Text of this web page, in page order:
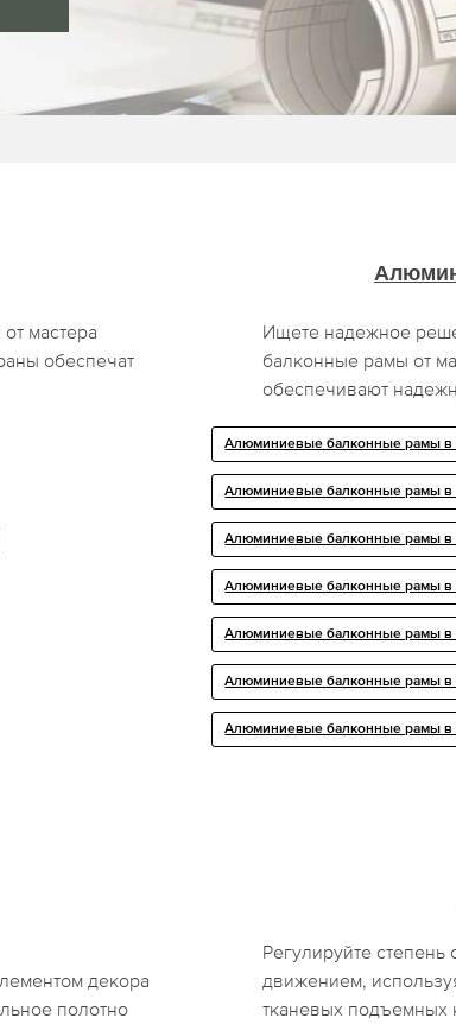
мастера
обеспечат
Ищете надежное
балконные рамы от
обеспечивают
Алюминиевые балконные рамы в
Алюминиевые балконные рамы в
Алюминиевые балконные рамы в
Алюминиевые балконные рамы в
Алюминиевые балконные рамы в
Алюминиевые балконные рамы в
Алюминиевые балконные рамы в
декора
полотно
Регулируйте
движением,
тканевых подъемных